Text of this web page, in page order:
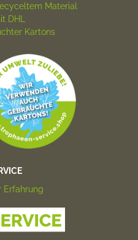
Material
DHL
Kartons
Erfahrung